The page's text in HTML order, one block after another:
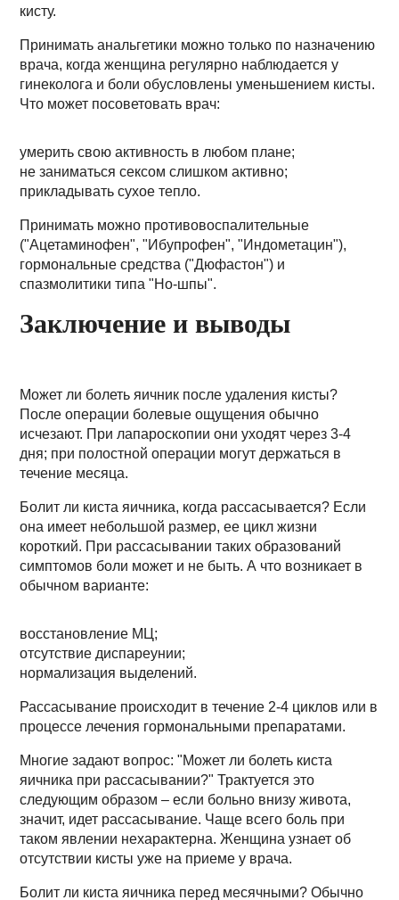
кисту.
Принимать анальгетики можно только по назначению
врача, когда женщина регулярно наблюдается у
гинеколога и боли обусловлены уменьшением кисты.
Что может посоветовать врач:
умерить свою активность в любом плане;
не заниматься сексом слишком активно;
прикладывать сухое тепло.
Принимать можно противовоспалительные
("Ацетаминофен", "Ибупрофен", "Индометацин"),
гормональные средства ("Дюфастон") и
спазмолитики типа "Но-шпы".
Заключение и выводы
Может ли болеть яичник после удаления кисты?
После операции болевые ощущения обычно
исчезают. При лапароскопии они уходят через 3-4
дня; при полостной операции могут держаться в
течение месяца.
Болит ли киста яичника, когда рассасывается? Если
она имеет небольшой размер, ее цикл жизни
короткий. При рассасывании таких образований
симптомов боли может и не быть. А что возникает в
обычном варианте:
восстановление МЦ;
отсутствие диспареунии;
нормализация выделений.
Рассасывание происходит в течение 2-4 циклов или в
процессе лечения гормональными препаратами.
Многие задают вопрос: "Может ли болеть киста
яичника при рассасывании?" Трактуется это
следующим образом – если больно внизу живота,
значит, идет рассасывание. Чаще всего боль при
таком явлении нехарактерна. Женщина узнает об
отсутствии кисты уже на приеме у врача.
Болит ли киста яичника перед месячными? Обычно